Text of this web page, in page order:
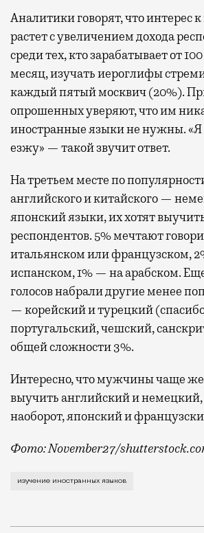
Аналитики говорят, что интерес
растет с увеличением дохода
среди тех, кто зарабатывает от
месяц, изучать иероглифы
каждый пятый москвич (20%).
опрошенных уверяют, что им
иностранные языки не нужны. «Я
езжу» — такой звучит ответ.
На третьем месте по
английского и китайского —
японский языки, их хотят
респондентов. 5% мечтают
итальянском или французском,
испанском, 1% — на арабском.
голосов набрали другие менее
— корейский и турецкий
португальский, чешский,
общей сложности 3%.
Интересно, что мужчины чаще
выучить английский и
наоборот, японский и
Фото: November27/
Несмотря на скачок спроса на
изучение иностранных языков